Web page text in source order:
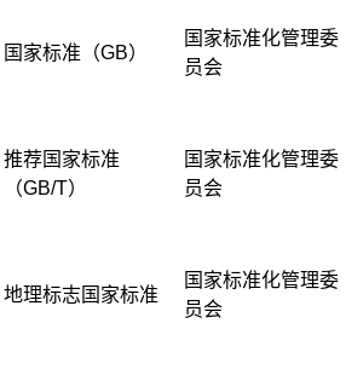
国家标准（GB）
国家标准化管理委
员会
推荐国家标准
（GB/T）
国家标准化管理委
员会
地理标志国家标准
国家标准化管理委
员会